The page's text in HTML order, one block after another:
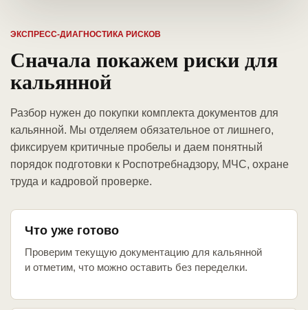
ЭКСПРЕСС-ДИАГНОСТИКА РИСКОВ
Сначала покажем риски для
кальянной
Разбор нужен до покупки комплекта документов для
кальянной. Мы отделяем обязательное от лишнего,
фиксируем критичные пробелы и даем понятный
порядок подготовки к Роспотребнадзору, МЧС, охране
труда и кадровой проверке.
Что уже готово
Проверим текущую документацию для кальянной
и отметим, что можно оставить без переделки.